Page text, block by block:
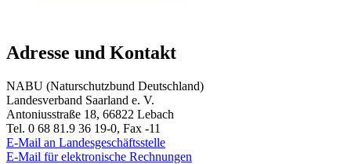
Adresse und Kontakt
NABU (Naturschutzbund Deutschland)
Landesverband Saarland e. V.
Antoniusstraße 18, 66822 Lebach
Tel. 0 68 81.9 36 19-0, Fax -11
E-Mail an Landesgeschäftsstelle
E-Mail für elektronische Rechnungen